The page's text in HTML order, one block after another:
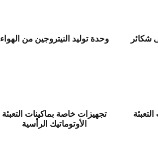
وحدة توليد النيتروجين من الهواء شكائر
تجهيزات خاصة بماكينات التعبئة
الأوتوماتيك الرأسية